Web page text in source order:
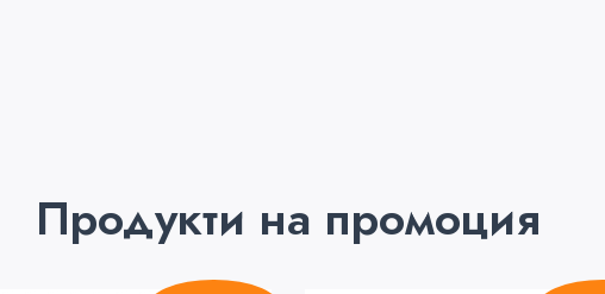
Продукти на промоция